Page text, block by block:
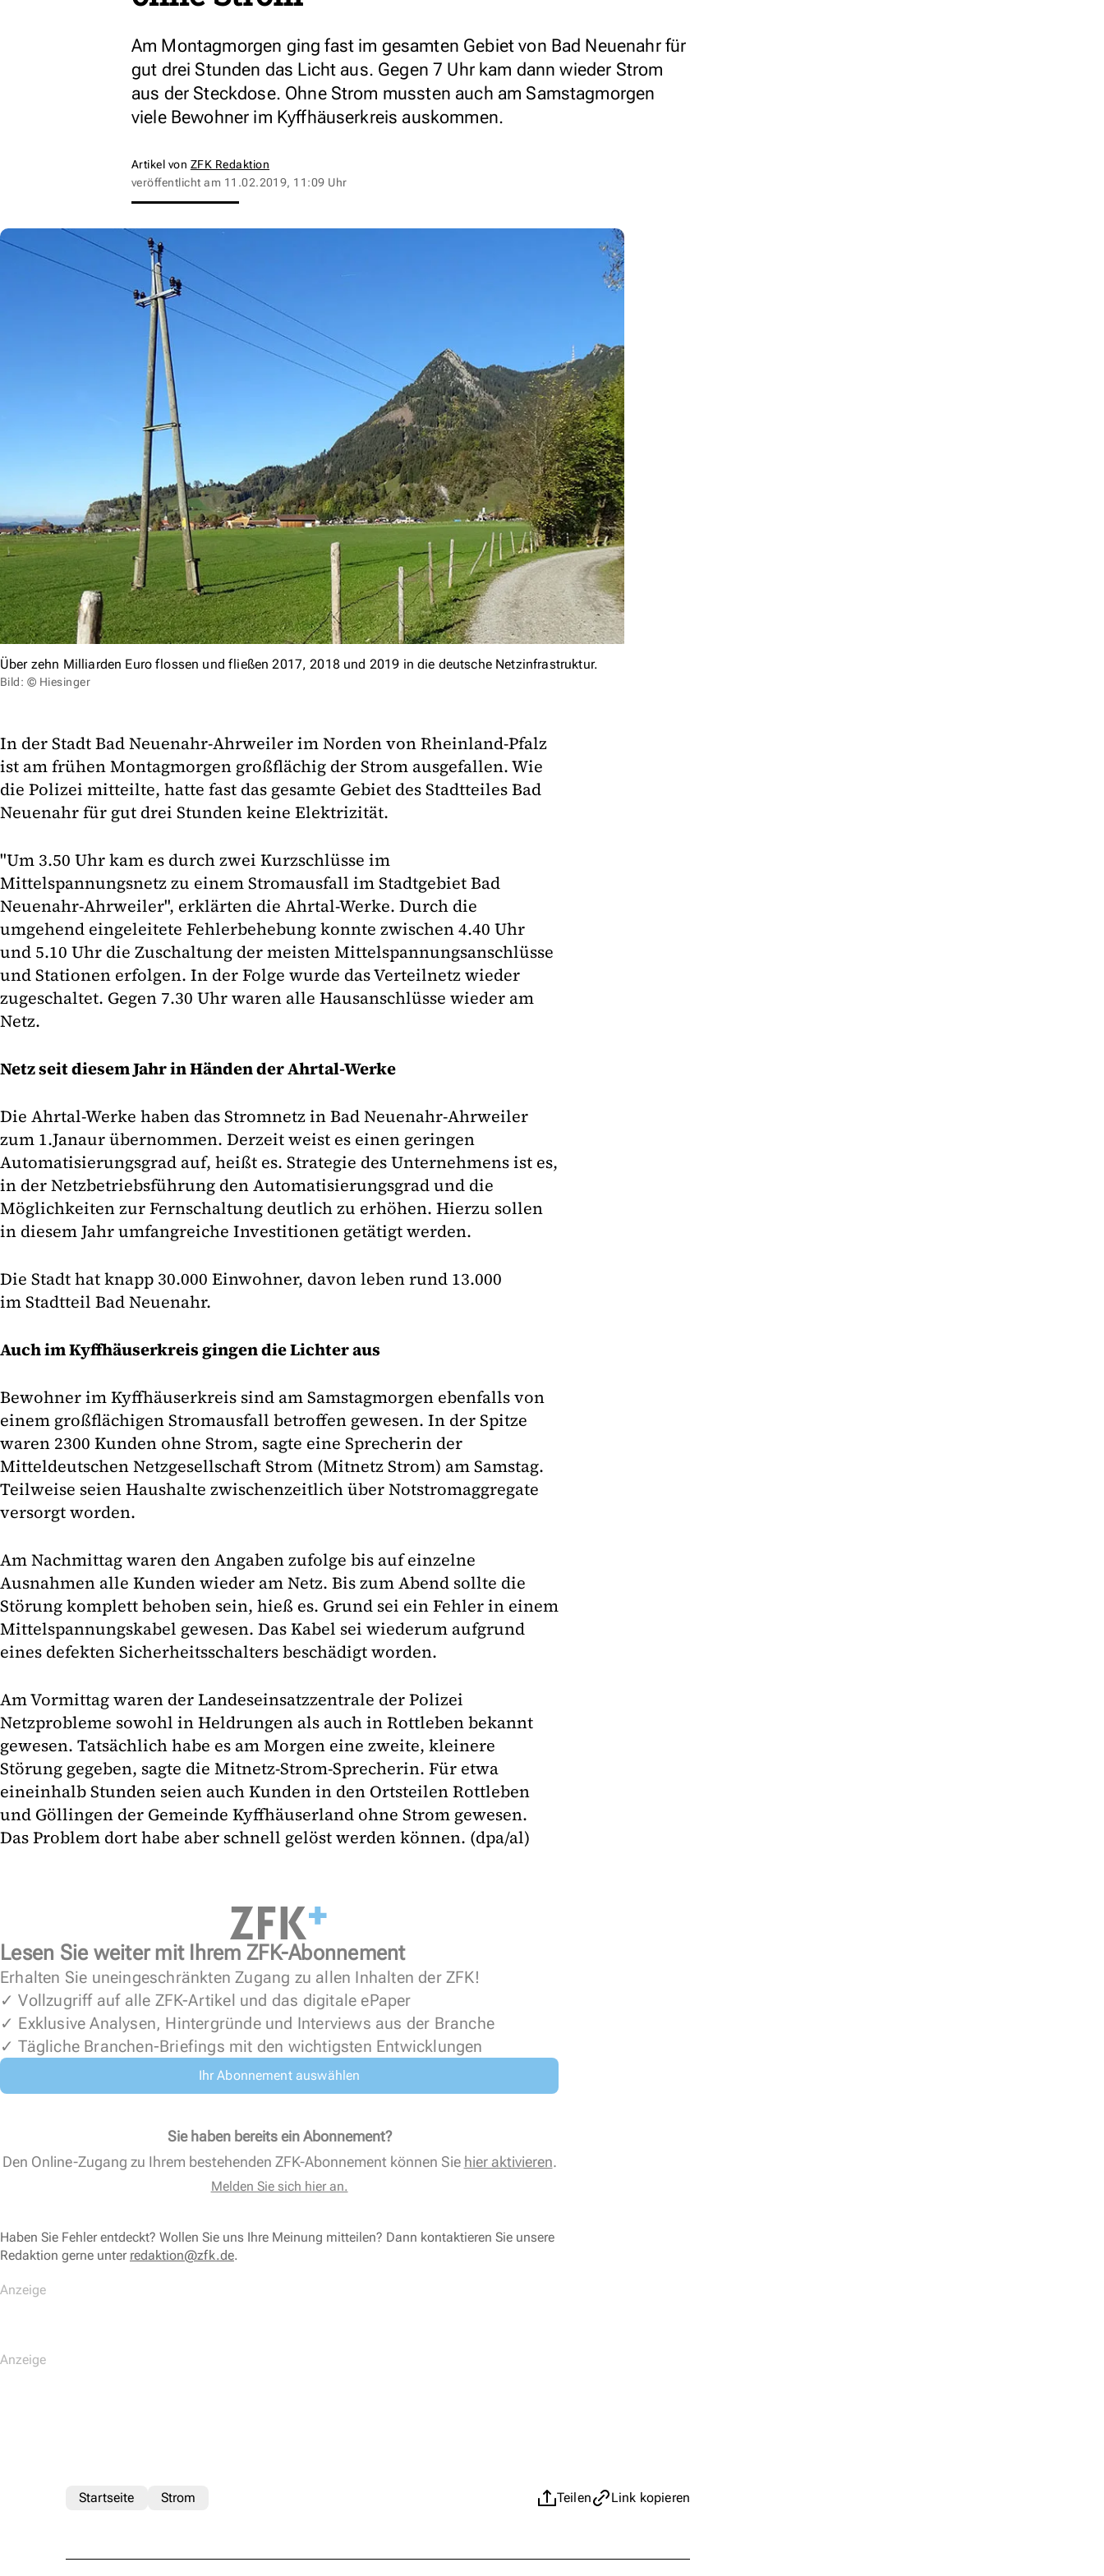
Am Montagmorgen ging fast im gesamten Gebiet von Bad Neuenahr für
gut drei Stunden das Licht aus. Gegen 7 Uhr kam dann wieder Strom
aus der Steckdose. Ohne Strom mussten auch am Samstagmorgen
viele Bewohner im Kyffhäuserkreis auskommen.
Artikel von ZFK Redaktion
veröffentlicht am 11.02.2019, 11:09 Uhr
Über zehn Milliarden Euro flossen und fließen 2017, 2018 und 2019 in die deutsche Netzinfrastruktur.
Bild: © Hiesinger
In der Stadt Bad Neuenahr-Ahrweiler im Norden von Rheinland-Pfalz
ist am frühen Montagmorgen großflächig der Strom ausgefallen. Wie
die Polizei mitteilte, hatte fast das gesamte Gebiet des Stadtteiles Bad
Neuenahr für gut drei Stunden keine Elektrizität.
"Um 3.50 Uhr kam es durch zwei Kurzschlüsse im
Mittelspannungsnetz zu einem Stromausfall im Stadtgebiet Bad
Neuenahr-Ahrweiler", erklärten die Ahrtal-Werke. Durch die
umgehend eingeleitete Fehlerbehebung konnte zwischen 4.40 Uhr
und 5.10 Uhr die Zuschaltung der meisten Mittelspannungsanschlüsse
und Stationen erfolgen. In der Folge wurde das Verteilnetz wieder
zugeschaltet. Gegen 7.30 Uhr waren alle Hausanschlüsse wieder am
Netz.
Netz seit diesem Jahr in Händen der Ahrtal-Werke
Die Ahrtal-Werke haben das Stromnetz in Bad Neuenahr-Ahrweiler
zum 1.Janaur übernommen. Derzeit weist es einen geringen
Automatisierungsgrad auf, heißt es. Strategie des Unternehmens ist es,
in der Netzbetriebsführung den Automatisierungsgrad und die
Möglichkeiten zur Fernschaltung deutlich zu erhöhen. Hierzu sollen
in diesem Jahr umfangreiche Investitionen getätigt werden.
Die Stadt hat knapp 30.000 Einwohner, davon leben rund 13.000
im Stadtteil Bad Neuenahr.
Auch im Kyffhäuserkreis gingen die Lichter aus
Bewohner im Kyffhäuserkreis sind am Samstagmorgen ebenfalls von
einem großflächigen Stromausfall betroffen gewesen. In der Spitze
waren 2300 Kunden ohne Strom, sagte eine Sprecherin der
Mitteldeutschen Netzgesellschaft Strom (Mitnetz Strom) am Samstag.
Teilweise seien Haushalte zwischenzeitlich über Notstromaggregate
versorgt worden.
Am Nachmittag waren den Angaben zufolge bis auf einzelne
Ausnahmen alle Kunden wieder am Netz. Bis zum Abend sollte die
Störung komplett behoben sein, hieß es. Grund sei ein Fehler in einem
Mittelspannungskabel gewesen. Das Kabel sei wiederum aufgrund
eines defekten Sicherheitsschalters beschädigt worden.
Am Vormittag waren der Landeseinsatzzentrale der Polizei
Netzprobleme sowohl in Heldrungen als auch in Rottleben bekannt
gewesen. Tatsächlich habe es am Morgen eine zweite, kleinere
Störung gegeben, sagte die Mitnetz-Strom-Sprecherin. Für etwa
eineinhalb Stunden seien auch Kunden in den Ortsteilen Rottleben
und Göllingen der Gemeinde Kyffhäuserland ohne Strom gewesen.
Das Problem dort habe aber schnell gelöst werden können. (dpa/al)
Lesen Sie weiter mit Ihrem ZFK-Abonnement
Erhalten Sie uneingeschränkten Zugang zu allen Inhalten der ZFK!
✓ Vollzugriff auf alle ZFK-Artikel und das digitale ePaper
✓ Exklusive Analysen, Hintergründe und Interviews aus der Branche
✓ Tägliche Branchen-Briefings mit den wichtigsten Entwicklungen
Ihr Abonnement auswählen
Sie haben bereits ein Abonnement?
Den Online-Zugang zu Ihrem bestehenden ZFK-Abonnement können Sie hier aktivieren.
Melden Sie sich hier an.
Haben Sie Fehler entdeckt? Wollen Sie uns Ihre Meinung mitteilen? Dann kontaktieren Sie unsere
Redaktion gerne unter redaktion@zfk.de.
Teilen Link kopieren
Startseite Strom